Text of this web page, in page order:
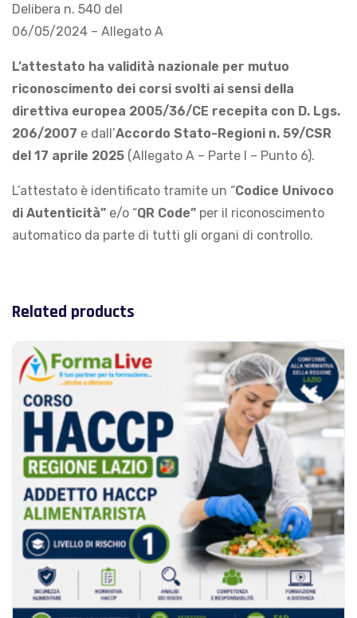
Delibera n. 540 del
06/05/2024 – Allegato A
L’attestato ha validità nazionale per mutuo
riconoscimento dei corsi svolti ai sensi della
direttiva europea 2005/36/CE recepita con D. Lgs.
206/2007 e dall’Accordo Stato-Regioni n. 59/CSR
del 17 aprile 2025 (Allegato A – Parte I – Punto 6).
L’attestato è identificato tramite un “Codice Univoco
di Autenticità” e/o “QR Code” per il riconoscimento
automatico da parte di tutti gli organi di controllo.
Related products